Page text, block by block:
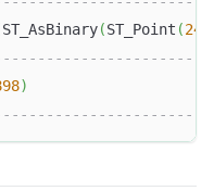
ST_AsBinary(ST_Point (
)